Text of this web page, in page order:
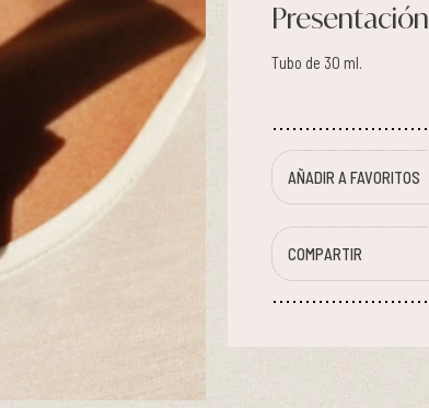
Presentación
Tubo de 30 ml.
AÑADIR A FAVORITOS
COMPARTIR